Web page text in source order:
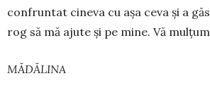
confruntat cineva cu așa ceva și a
rog să mă ajute și pe mine. Vă
MĂDĂLINA